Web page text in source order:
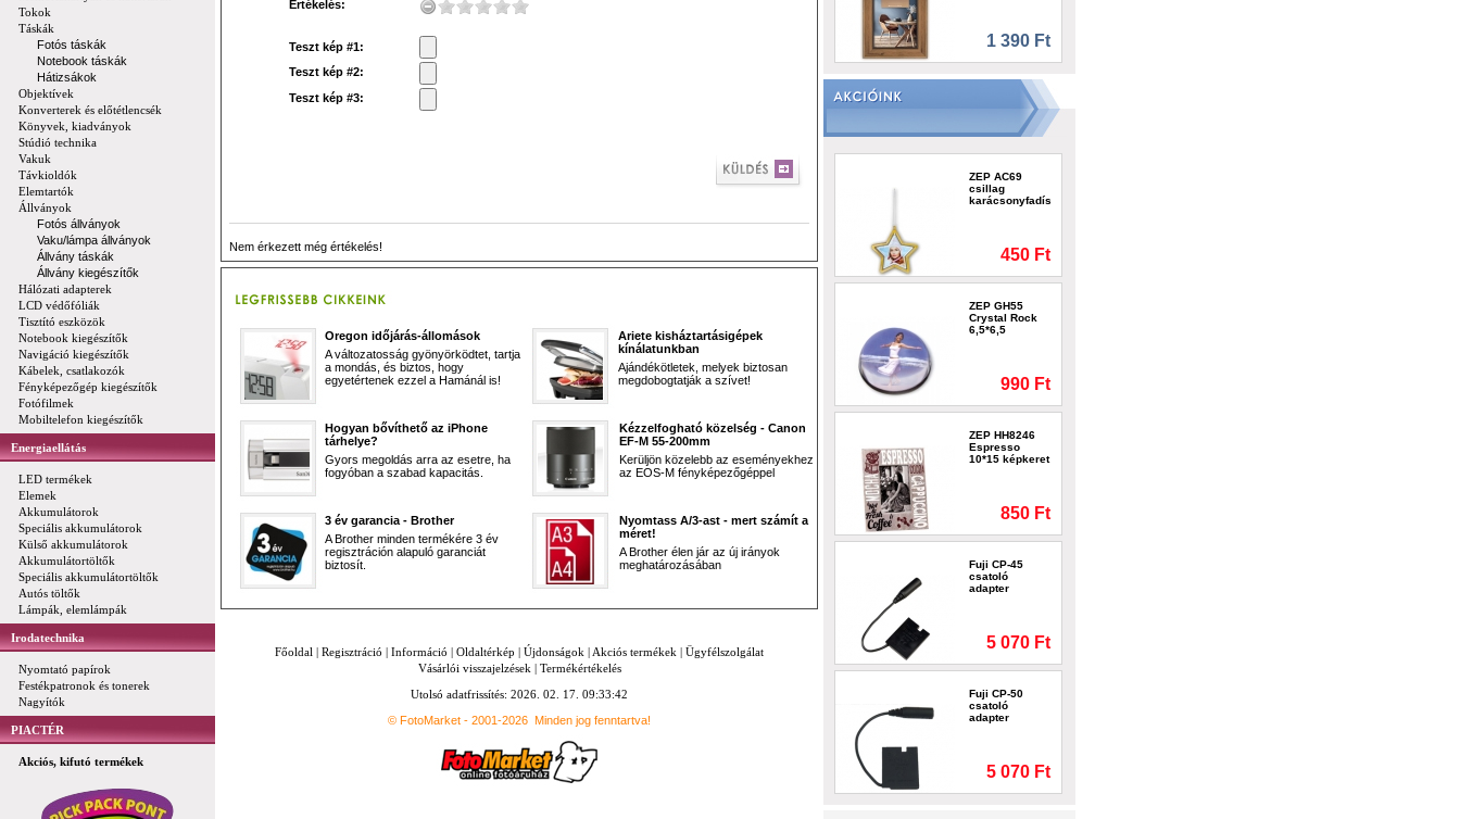
Tokok
Táskák
Fotós táskák
Notebook táskák
Hátizsákok
Objektívek
Konverterek és előtétlencsék
Könyvek, kiadványok
Stúdió technika
Vakuk
Távkioldók
Elemtartók
Állványok
Fotós állványok
Vaku/lámpa állványok
Állvány táskák
Állvány kiegészítők
Hálózati adapterek
LCD védőfóliák
Tisztító eszközök
Notebook kiegészítők
Navigáció kiegészítők
Kábelek, csatlakozók
Fényképezőgép kiegészítők
Fotófilmek
Mobiltelefon kiegészítők
Energiaellátás
LED termékek
Elemek
Akkumulátorok
Speciális akkumulátorok
Külső akkumulátorok
Akkumulátortöltők
Speciális akkumulátortöltők
Autós töltők
Lámpák, elemlámpák
Irodatechnika
Nyomtató papírok
Festékpatronok és tonerek
Nagyítók
PIACTÉR
Akciós, kifutó termékek
Értékelés:
Teszt kép #1:
Teszt kép #2:
Teszt kép #3:
Nem érkezett még értékelés!
Oregon időjárás-állomások
A változatosság gyönyörködtet, tartja
a mondás, és biztos, hogy
egyetértenek ezzel a Hamánál is!
Ariete kisháztartásigépek
kínálatunkban
Ajándékötletek, melyek biztosan
megdobogtatják a szívet!
Hogyan bővíthető az iPhone
tárhelye?
Gyors megoldás arra az esetre, ha
fogyóban a szabad kapacitás.
Kézzelfogható közelség - Canon
EF-M 55-200mm
Kerüljön közelebb az eseményekhez
az EOS-M fényképezőgéppel
3 év garancia - Brother
A Brother minden termékére 3 év
regisztráción alapuló garanciát
biztosít.
Nyomtass A/3-ast - mert számít a
méret!
A Brother élen jár az új irányok
meghatározásában
Főoldal | Regisztráció | Információ | Oldaltérkép | Újdonságok | Akciós termékek | Ügyfélszolgálat
Vásárlói visszajelzések | Termékértékelés
Utolsó adatfrissítés: 2026. 02. 17. 09:33:42
© FotoMarket - 2001-2026 Minden jog fenntartva!
1 390 Ft
ZEP AC69
csillag
karácsonyfadísz
450 Ft
ZEP GH55
Crystal Rock
6,5*6,5
990 Ft
ZEP HH8246
Espresso
10*15 képkeret
850 Ft
Fuji CP-45
csatoló
adapter
5 070 Ft
Fuji CP-50
csatoló
adapter
5 070 Ft